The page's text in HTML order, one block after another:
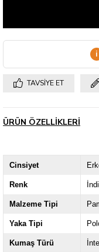
i
TAVSIYE ET
ÜRÜN ÖZELLIKLERI
Cinsiyet
Renk
Malzeme Tipi
Yaka Tipi
Kumaş Türü